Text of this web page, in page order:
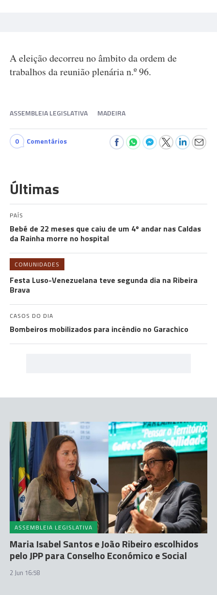
A eleição decorreu no âmbito da ordem de
trabalhos da reunião plenária n.º 96.
ASSEMBLEIA LEGISLATIVA MADEIRA
0 Comentários
Últimas
PAÍS
Bebé de 22 meses que caiu de um 4º andar nas Caldas
da Rainha morre no hospital
COMUNIDADES
Festa Luso-Venezuelana teve segunda dia na Ribeira
Brava
CASOS DO DIA
Bombeiros mobilizados para incêndio no Garachico
ASSEMBLEIA LEGISLATIVA
Maria Isabel Santos e João Ribeiro escolhidos
pelo JPP para Conselho Económico e Social
2 Jun 16:58